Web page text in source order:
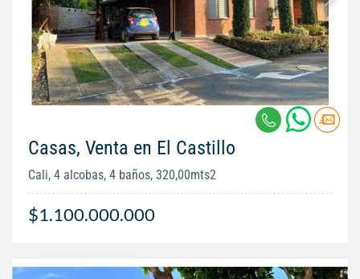
Casas, Venta en El Castillo
Cali, 4 alcobas, 4 baños, 320,00mts2
$1.100.000.000